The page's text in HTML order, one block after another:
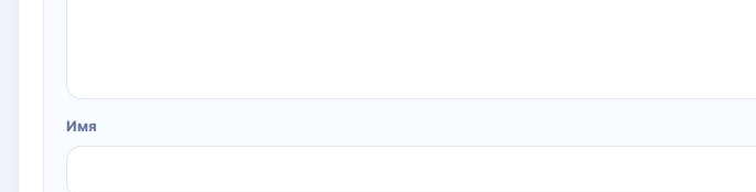
Имя